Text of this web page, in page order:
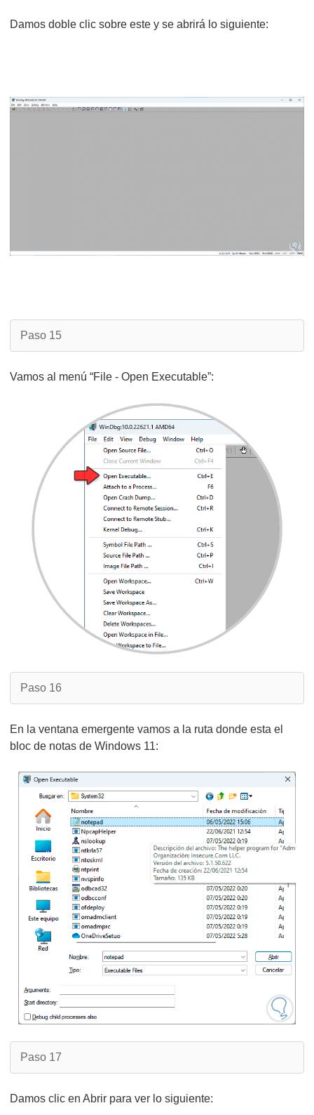
Damos doble clic sobre este y se abrirá lo siguiente:
Paso 15
Vamos al menú “File - Open Executable”:
Paso 16
En la ventana emergente vamos a la ruta donde esta el
bloc de notas de Windows 11:
Paso 17
Damos clic en Abrir para ver lo siguiente: